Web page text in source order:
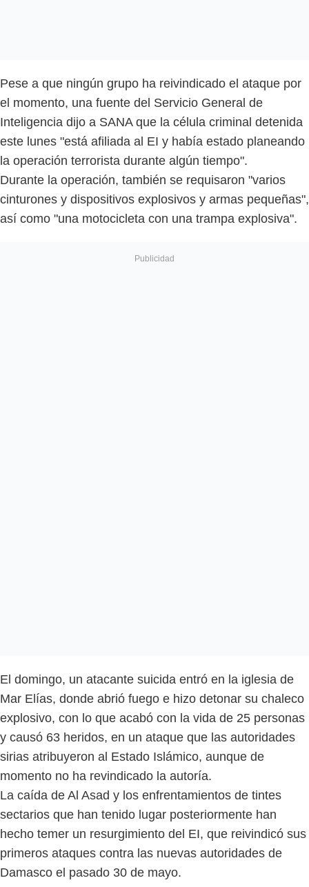
Pese a que ningún grupo ha reivindicado el ataque por
el momento, una fuente del Servicio General de
Inteligencia dijo a SANA que la célula criminal detenida
este lunes "está afiliada al EI y había estado planeando
la operación terrorista durante algún tiempo".
Durante la operación, también se requisaron "varios
cinturones y dispositivos explosivos y armas pequeñas",
así como "una motocicleta con una trampa explosiva".
El domingo, un atacante suicida entró en la iglesia de
Mar Elías, donde abrió fuego e hizo detonar su chaleco
explosivo, con lo que acabó con la vida de 25 personas
y causó 63 heridos, en un ataque que las autoridades
sirias atribuyeron al Estado Islámico, aunque de
momento no ha revindicado la autoría.
La caída de Al Asad y los enfrentamientos de tintes
sectarios que han tenido lugar posteriormente han
hecho temer un resurgimiento del EI, que reivindicó sus
primeros ataques contra las nuevas autoridades de
Damasco el pasado 30 de mayo.